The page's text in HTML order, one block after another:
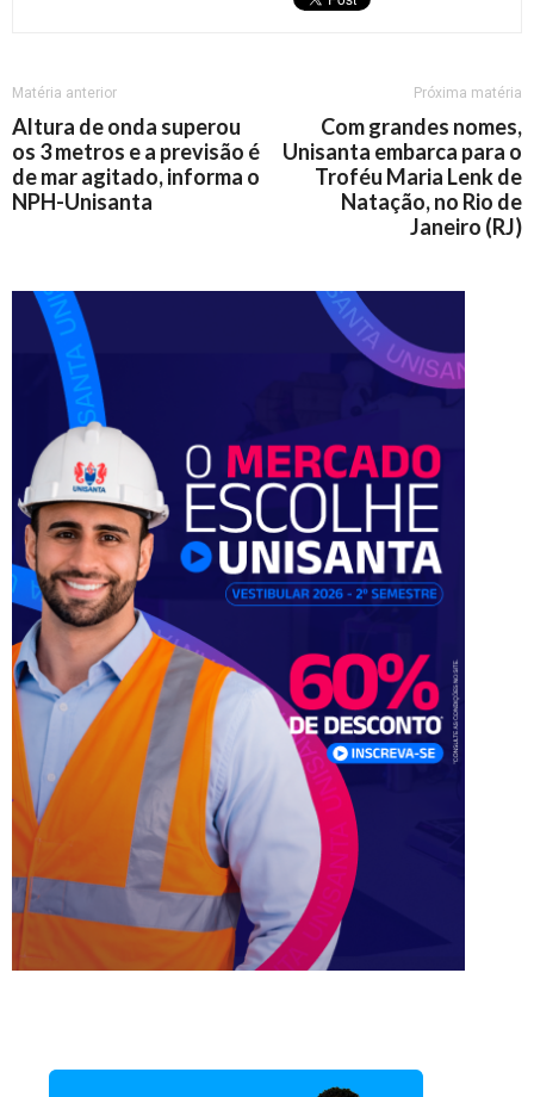
Matéria anterior
Altura de onda superou
os 3 metros e a previsão é
de mar agitado, informa o
NPH-Unisanta
Próxima matéria
Com grandes nomes,
Unisanta embarca para o
Troféu Maria Lenk de
Natação, no Rio de
Janeiro (RJ)